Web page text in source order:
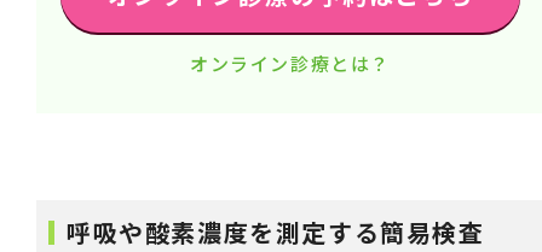
オンライン診療とは？
呼吸や酸素濃度を測定する簡易検査